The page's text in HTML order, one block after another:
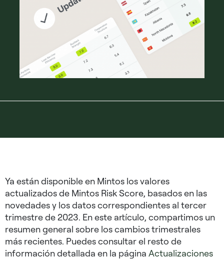
Ya están disponible en Mintos los valores
actualizados de Mintos Risk Score, basados en las
novedades y los datos correspondientes al tercer
trimestre de 2023. En este artículo, compartimos un
resumen general sobre los cambios trimestrales
más recientes. Puedes consultar el resto de
información detallada en la página Actualizaciones